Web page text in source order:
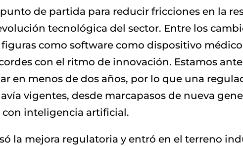
de partida para reducir fricciones en la
tecnológica del sector. Entre los
como software como dispositivo
con el ritmo de innovación. Estamos
en menos de dos años, por lo que una
vigentes, desde marcapasos de nueva
inteligencia artificial.
la mejora regulatoria y entró en el terreno